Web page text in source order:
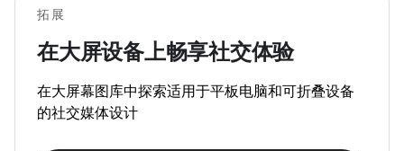
拓展
在大屏设备上畅享社交体验
在大屏幕图库中探索适用于平板电脑和可折叠设备
的社交媒体设计